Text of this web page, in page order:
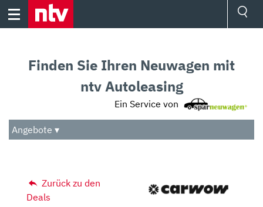
Skip
Audio
Das Beste
Finden Sie Ihren Neuwagen mit
ntv Autoleasing
Ein Service von
Angebote ▾
Zurück zu den
Deals